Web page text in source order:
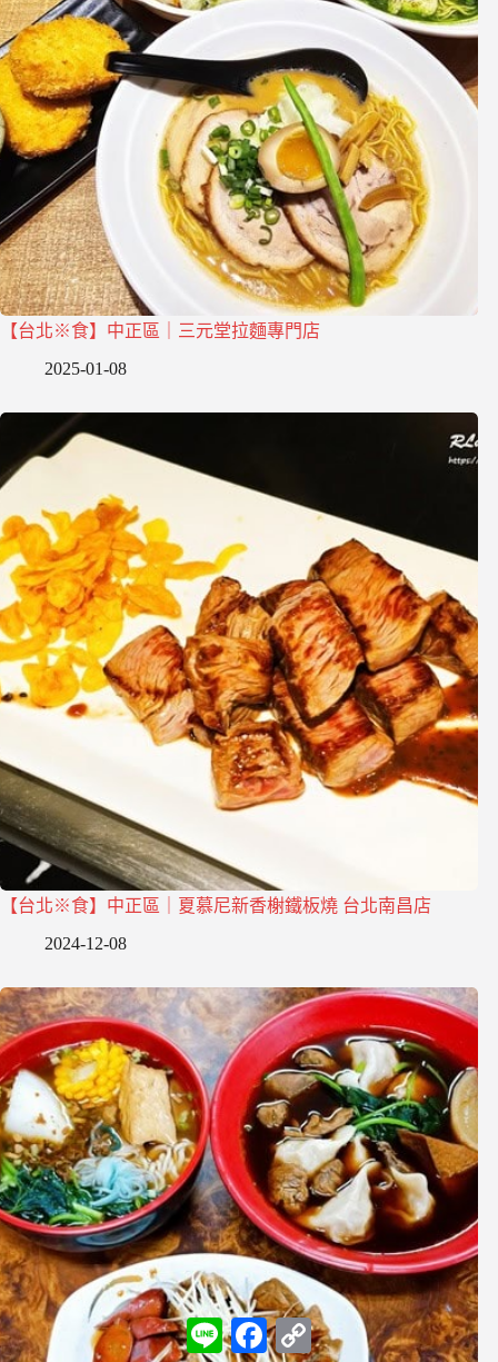
【台北※食】中正區｜三元堂拉麵專門店
2025-01-08
【台北※食】中正區｜夏慕尼新香榭鐵板燒 台北南昌店
2024-12-08
L
i
F
a
C
o